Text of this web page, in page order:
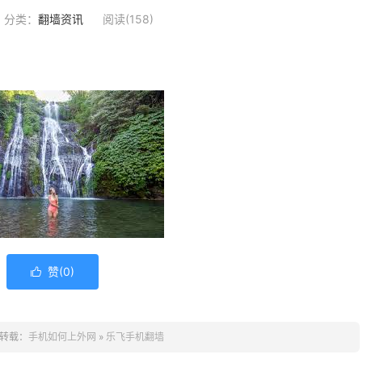
分类： 翻墙资讯 阅读(158)
 赞(0)
载： 手机如何上外网 » 乐飞手机翻墙